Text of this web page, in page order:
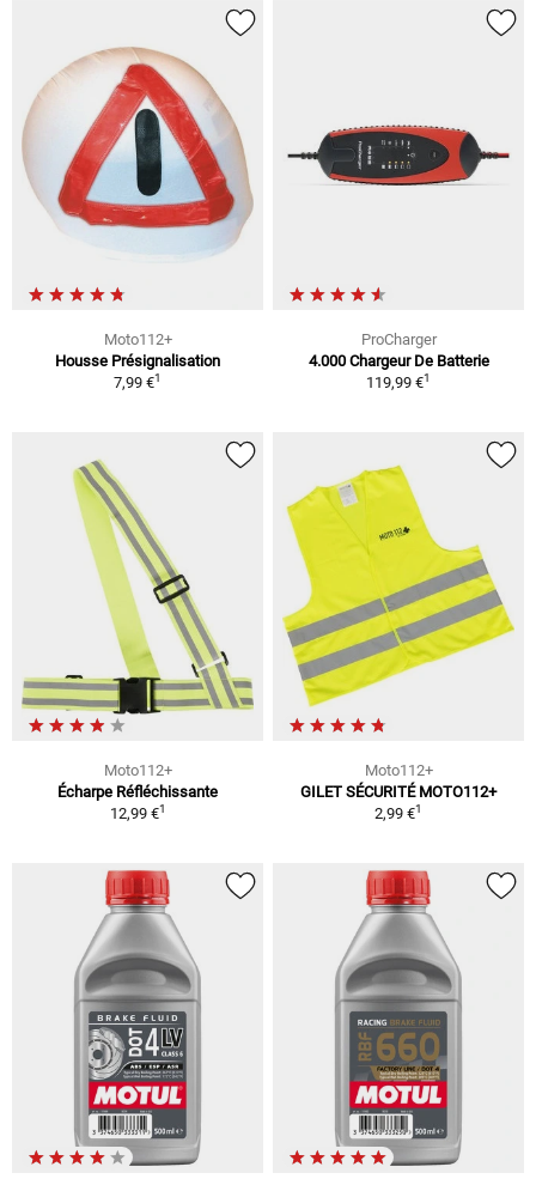
Moto112+
Housse Présignalisation
7,99 €1
ProCharger
4.000 Chargeur De Batterie
119,99 €1
Moto112+
Écharpe Réfléchissante
12,99 €1
Moto112+
GILET SÉCURITÉ MOTO112+
2,99 €1